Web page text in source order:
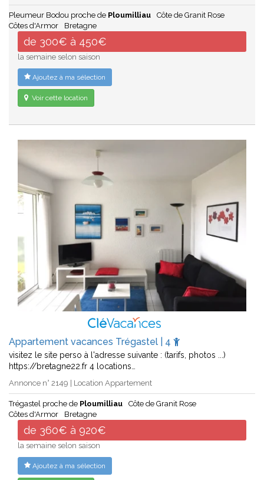
Pleumeur Bodou proche de Ploumilliau
Côte de Granit Rose
Côtes d'Armor
Bretagne
de 300€ à 450€
la semaine selon saison
Ajoutez à ma sélection
Voir cette location
Appartement vacances Trégastel | 4
visitez le site perso à l'adresse suivante : (tarifs, photos ...)
https://bretagne22.fr 4 locations…
Annonce n° 2149 | Location Appartement
Trégastel proche de Ploumilliau
Côte de Granit Rose
Côtes d'Armor
Bretagne
de 360€ à 920€
la semaine selon saison
Ajoutez à ma sélection